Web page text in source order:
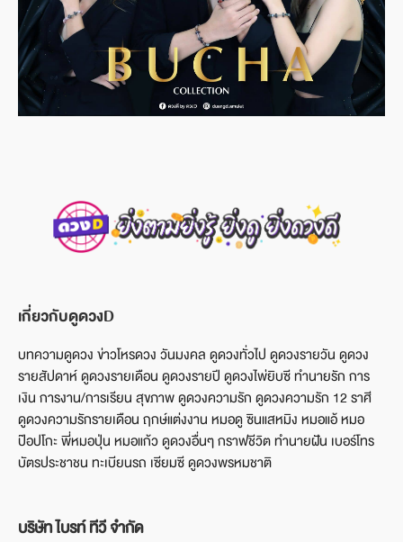
เกี่ยวกับดูดวงD
บทความดูดวง ข่าวโหรดวง วันมงคล ดูดวงทั่วไป ดูดวงรายวัน ดูดวง
รายสัปดาห์ ดูดวงรายเดือน ดูดวงรายปี ดูดวงไพ่ยิบซี ทำนายรัก การ
เงิน การงาน/การเรียน สุขภาพ ดูดวงความรัก ดูดวงความรัก 12 ราศี
ดูดวงความรักรายเดือน ฤกษ์แต่งงาน หมอดู ซินแสหมิง หมอแอ้ หมอ
ป๊อปโกะ พี่หมอปุ่น หมอแก้ว ดูดวงอื่นๆ กราฟชีวิต ทำนายฝัน เบอร์โทร
บัตรประชาชน ทะเบียนรถ เซียมซี ดูดวงพรหมชาติ
บริษัท ไบรท์ ทีวี จำกัด